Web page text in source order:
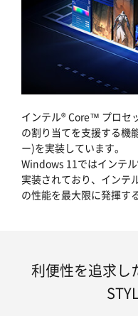
インテル® Core™ プロセ
の割り当てを支援する機
ー)を実装しています。
Windows 11ではインテ
実装されており、インテ
の性能を最大限に発揮す
利便性を追求し